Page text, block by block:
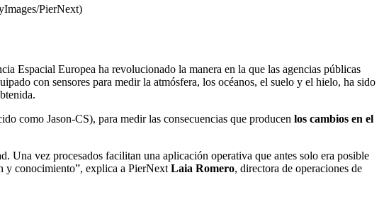
PierNext)
Espacial Europea ha revolucionado la manera en la que las agencias públicas
con sensores para medir la atmósfera, los océanos, el suelo y el hielo, ha sido
como Jason-CS), para medir las consecuencias que producen los cambios en el
Una vez procesados facilitan una aplicación operativa que antes solo era posible
y conocimiento”, explica a PierNext Laia Romero, directora de operaciones de